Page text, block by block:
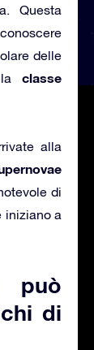
Questa
delle
classe
alla
di
iniziano a
può
di